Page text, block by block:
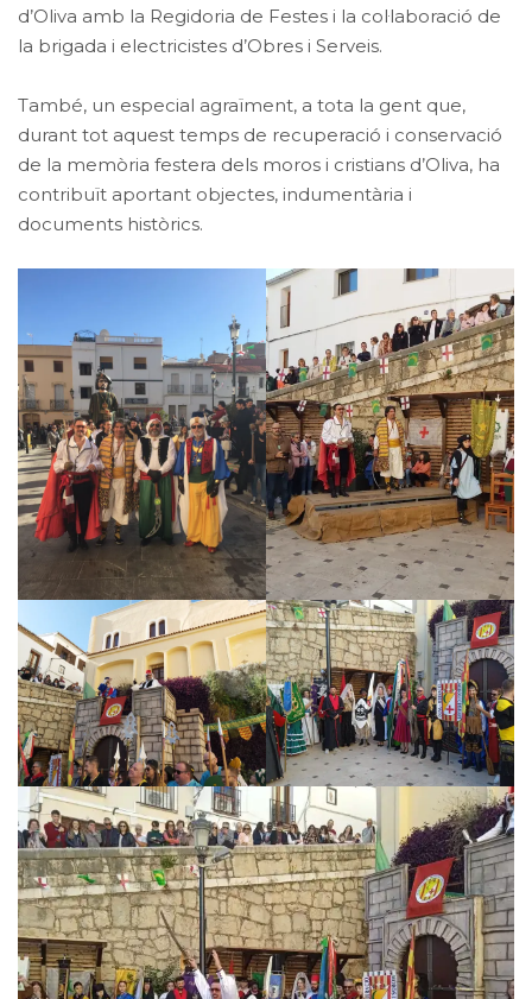
d’Oliva amb la Regidoria de Festes i la col·laboració de
la brigada i electricistes d’Obres i Serveis.
També, un especial agraïment, a tota la gent que,
durant tot aquest temps de recuperació i conservació
de la memòria festera dels moros i cristians d’Oliva, ha
contribuït aportant objectes, indumentària i
documents històrics.